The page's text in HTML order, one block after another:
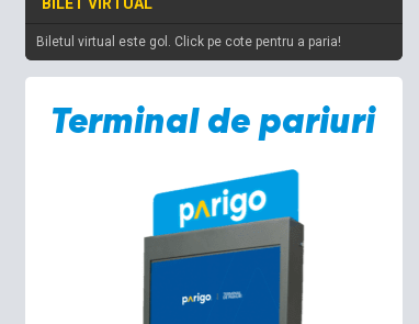
Biletul virtual este gol. Click pe cote pentru a paria!